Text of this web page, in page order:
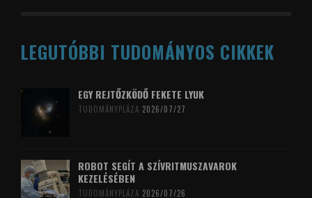
LEGUTÓBBI TUDOMÁNYOS CIKKEK
EGY REJTŐZKÖDŐ FEKETE LYUK
TUDOMÁNYPLÁZA 2026/07/27
ROBOT SEGÍT A SZÍVRITMUSZAVAROK
KEZELÉSÉBEN
TUDOMÁNYPLÁZA 2026/07/26